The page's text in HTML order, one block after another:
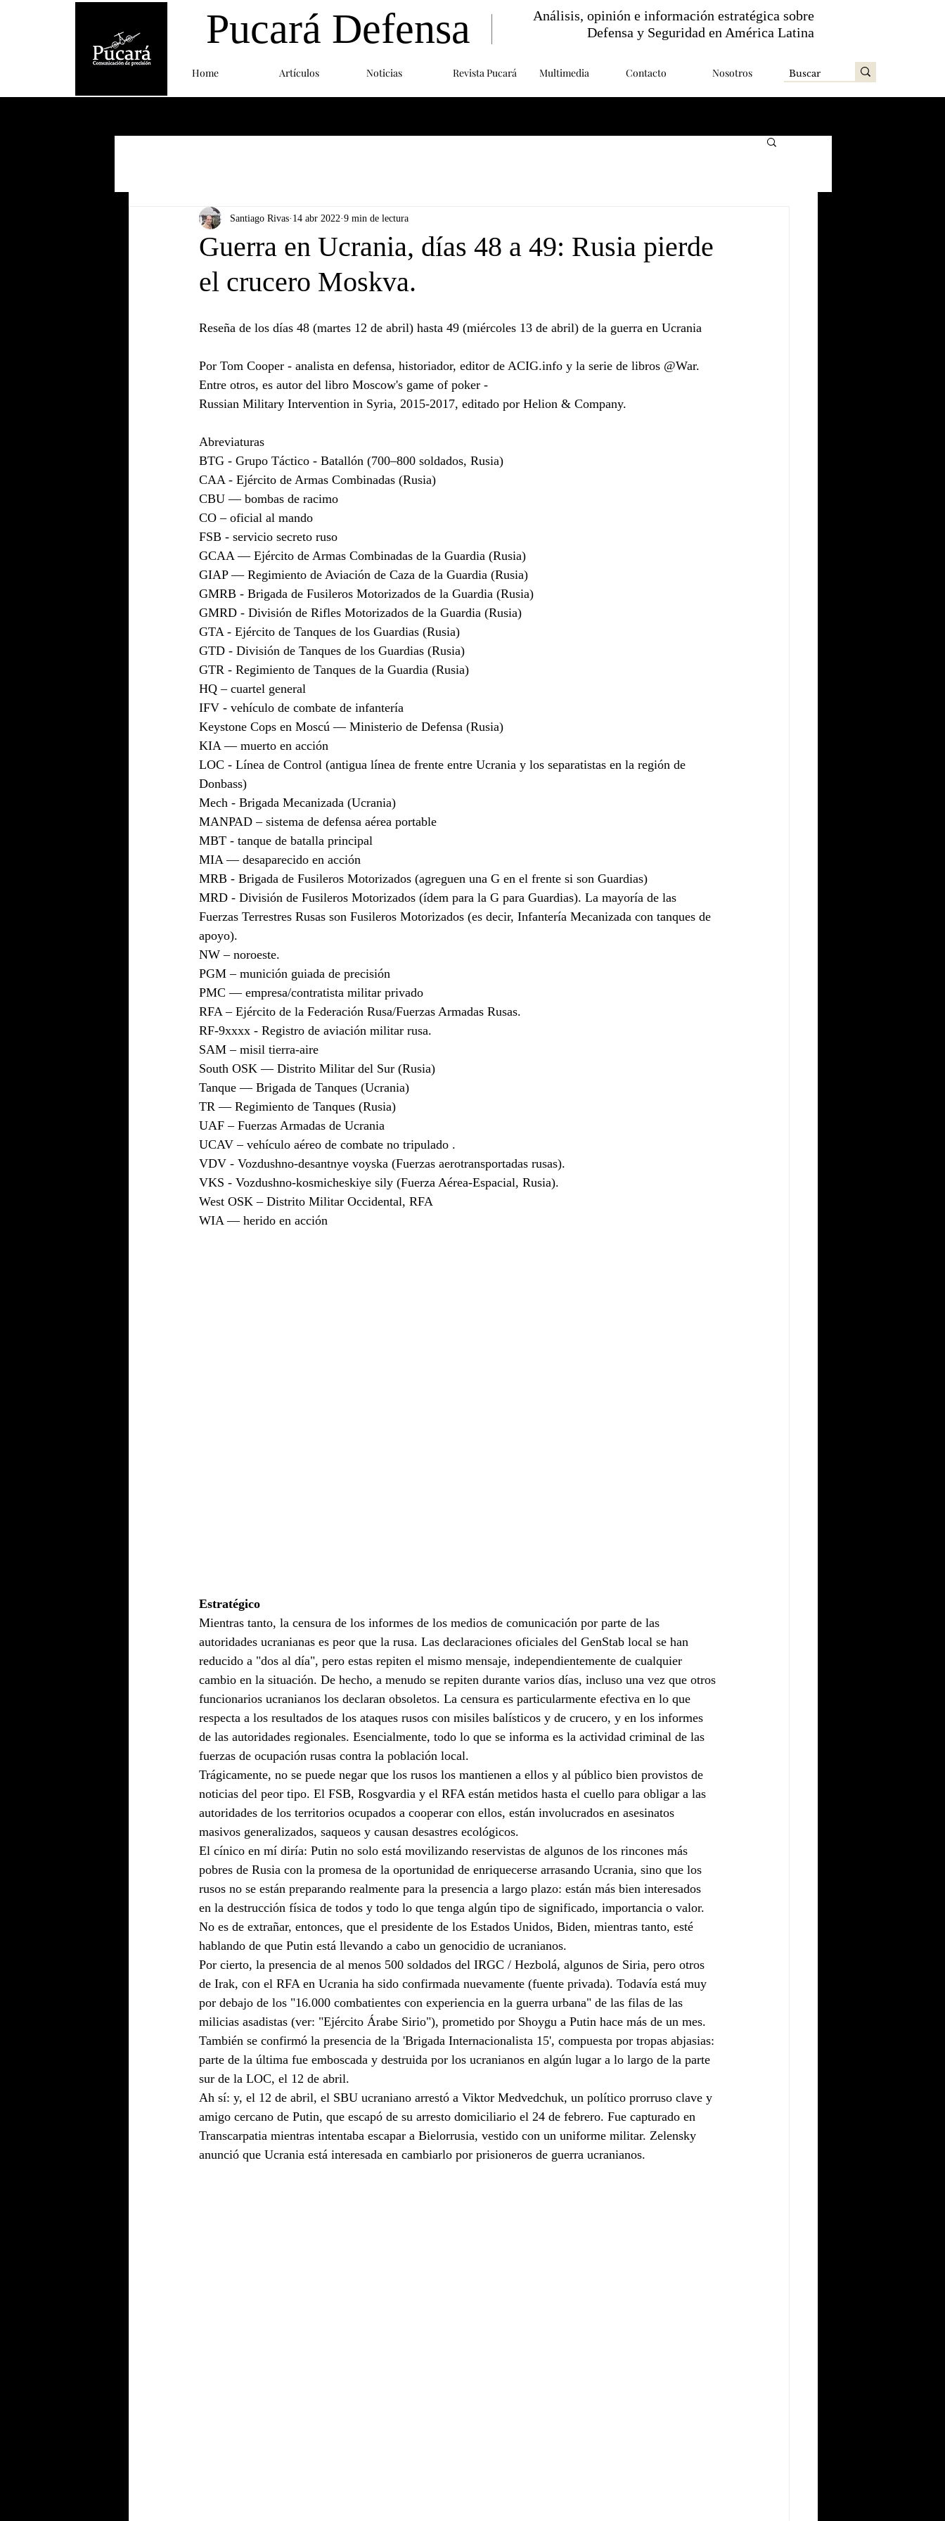
Home Artículos Noticias Revista Pucará Multimedia Contacto Nosotros
Pucará Defensa
Análisis, opinión e información estratégica sobre
Defensa y Seguridad en América Latina
Guerra en Ucrania, días 48 a 49: Rusia pierde
el crucero Moskva.
Santiago Rivas 14 abr 2022 9 min de lectura
Reseña de los días 48 (martes 12 de abril) hasta 49 (miércoles 13 de abril) de la guerra en Ucrania
Por Tom Cooper - analista en defensa, historiador, editor de ACIG.info y la serie de libros @War.
Entre otros, es autor del libro Moscow's game of poker -
Russian Military Intervention in Syria, 2015-2017, editado por Helion & Company.
Abreviaturas
BTG - Grupo Táctico - Batallón (700–800 soldados, Rusia)
CAA - Ejército de Armas Combinadas (Rusia)
CBU — bombas de racimo
CO – oficial al mando
FSB - servicio secreto ruso
GCAA — Ejército de Armas Combinadas de la Guardia (Rusia)
GIAP — Regimiento de Aviación de Caza de la Guardia (Rusia)
GMRB - Brigada de Fusileros Motorizados de la Guardia (Rusia)
GMRD - División de Rifles Motorizados de la Guardia (Rusia)
GTA - Ejército de Tanques de los Guardias (Rusia)
GTD - División de Tanques de los Guardias (Rusia)
GTR - Regimiento de Tanques de la Guardia (Rusia)
HQ – cuartel general
IFV - vehículo de combate de infantería
Keystone Cops en Moscú — Ministerio de Defensa (Rusia)
KIA — muerto en acción
LOC - Línea de Control (antigua línea de frente entre Ucrania y los separatistas en la región de
Donbass)
Mech - Brigada Mecanizada (Ucrania)
MANPAD – sistema de defensa aérea portable
MBT - tanque de batalla principal
MIA — desaparecido en acción
MRB - Brigada de Fusileros Motorizados (agreguen una G en el frente si son Guardias)
MRD - División de Fusileros Motorizados (ídem para la G para Guardias). La mayoría de las
Fuerzas Terrestres Rusas son Fusileros Motorizados (es decir, Infantería Mecanizada con tanques de
apoyo).
NW – noroeste.
PGM – munición guiada de precisión
PMC — empresa/contratista militar privado
RFA – Ejército de la Federación Rusa/Fuerzas Armadas Rusas.
RF-9xxxx - Registro de aviación militar rusa.
SAM – misil tierra-aire
South OSK — Distrito Militar del Sur (Rusia)
Tanque — Brigada de Tanques (Ucrania)
TR — Regimiento de Tanques (Rusia)
UAF – Fuerzas Armadas de Ucrania
UCAV – vehículo aéreo de combate no tripulado .
VDV - Vozdushno-desantnye voyska (Fuerzas aerotransportadas rusas).
VKS - Vozdushno-kosmicheskiye sily (Fuerza Aérea-Espacial, Rusia).
West OSK – Distrito Militar Occidental, RFA
WIA — herido en acción
Estratégico
Mientras tanto, la censura de los informes de los medios de comunicación por parte de las
autoridades ucranianas es peor que la rusa. Las declaraciones oficiales del GenStab local se han
reducido a "dos al día", pero estas repiten el mismo mensaje, independientemente de cualquier
cambio en la situación. De hecho, a menudo se repiten durante varios días, incluso una vez que otros
funcionarios ucranianos los declaran obsoletos. La censura es particularmente efectiva en lo que
respecta a los resultados de los ataques rusos con misiles balísticos y de crucero, y en los informes
de las autoridades regionales. Esencialmente, todo lo que se informa es la actividad criminal de las
fuerzas de ocupación rusas contra la población local.
Trágicamente, no se puede negar que los rusos los mantienen a ellos y al público bien provistos de
noticias del peor tipo. El FSB, Rosgvardia y el RFA están metidos hasta el cuello para obligar a las
autoridades de los territorios ocupados a cooperar con ellos, están involucrados en asesinatos
masivos generalizados, saqueos y causan desastres ecológicos.
El cínico en mí diría: Putin no solo está movilizando reservistas de algunos de los rincones más
pobres de Rusia con la promesa de la oportunidad de enriquecerse arrasando Ucrania, sino que los
rusos no se están preparando realmente para la presencia a largo plazo: están más bien interesados
en la destrucción física de todos y todo lo que tenga algún tipo de significado, importancia o valor.
No es de extrañar, entonces, que el presidente de los Estados Unidos, Biden, mientras tanto, esté
hablando de que Putin está llevando a cabo un genocidio de ucranianos.
Por cierto, la presencia de al menos 500 soldados del IRGC / Hezbolá, algunos de Siria, pero otros
de Irak, con el RFA en Ucrania ha sido confirmada nuevamente (fuente privada). Todavía está muy
por debajo de los "16.000 combatientes con experiencia en la guerra urbana" de las filas de las
milicias asadistas (ver: "Ejército Árabe Sirio"), prometido por Shoygu a Putin hace más de un mes.
También se confirmó la presencia de la 'Brigada Internacionalista 15', compuesta por tropas abjasias:
parte de la última fue emboscada y destruida por los ucranianos en algún lugar a lo largo de la parte
sur de la LOC, el 12 de abril.
Ah sí: y, el 12 de abril, el SBU ucraniano arrestó a Viktor Medvedchuk, un político prorruso clave y
amigo cercano de Putin, que escapó de su arresto domiciliario el 24 de febrero. Fue capturado en
Transcarpatia mientras intentaba escapar a Bielorrusia, vestido con un uniforme militar. Zelensky
anunció que Ucrania está interesada en cambiarlo por prisioneros de guerra ucranianos.